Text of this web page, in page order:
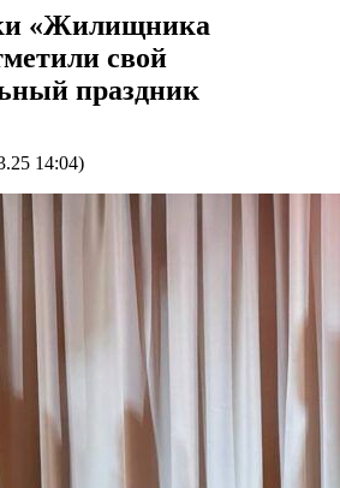
«Жилищника
свой
праздник
14:04)